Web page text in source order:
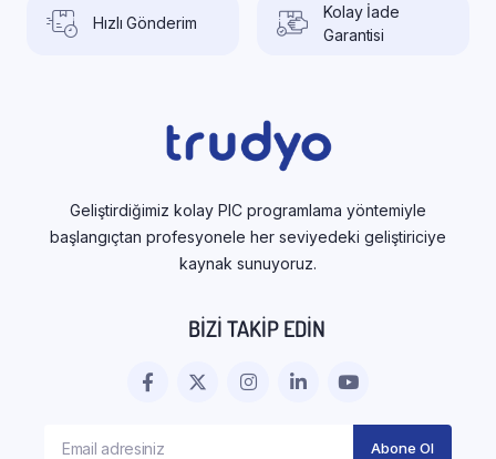
Hızlı Gönderim
Kolay İade
Garantisi
Geliştirdiğimiz kolay PIC programlama yöntemiyle
başlangıçtan profesyonele her seviyedeki geliştiriciye
kaynak sunuyoruz.
BIZI TAKIP EDIN